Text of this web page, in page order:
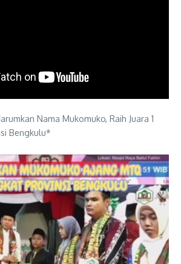
Nama Mukomuko, Raih Juara 1
Bengkulu*